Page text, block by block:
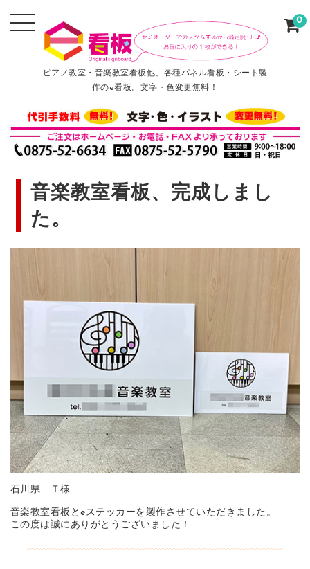
ピアノ教室・音楽教室看板他、各種パネル看板・シート製
作のe看板。文字・色変更無料！
0
音楽教室看板、完成しまし
た。
石川県 Ｔ様
音楽教室看板とeステッカーを製作させていただきました。
この度は誠にありがとうございました！